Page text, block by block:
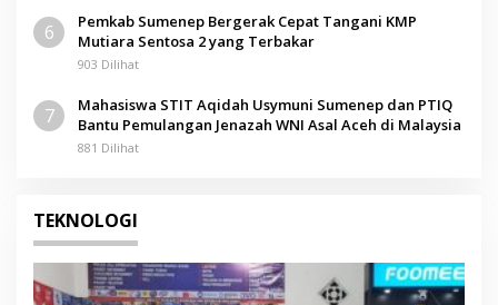
6
Pemkab Sumenep Bergerak Cepat Tangani KMP
Mutiara Sentosa 2 yang Terbakar
903 Dilihat
7
Mahasiswa STIT Aqidah Usymuni Sumenep dan PTIQ
Bantu Pemulangan Jenazah WNI Asal Aceh di Malaysia
881 Dilihat
TEKNOLOGI